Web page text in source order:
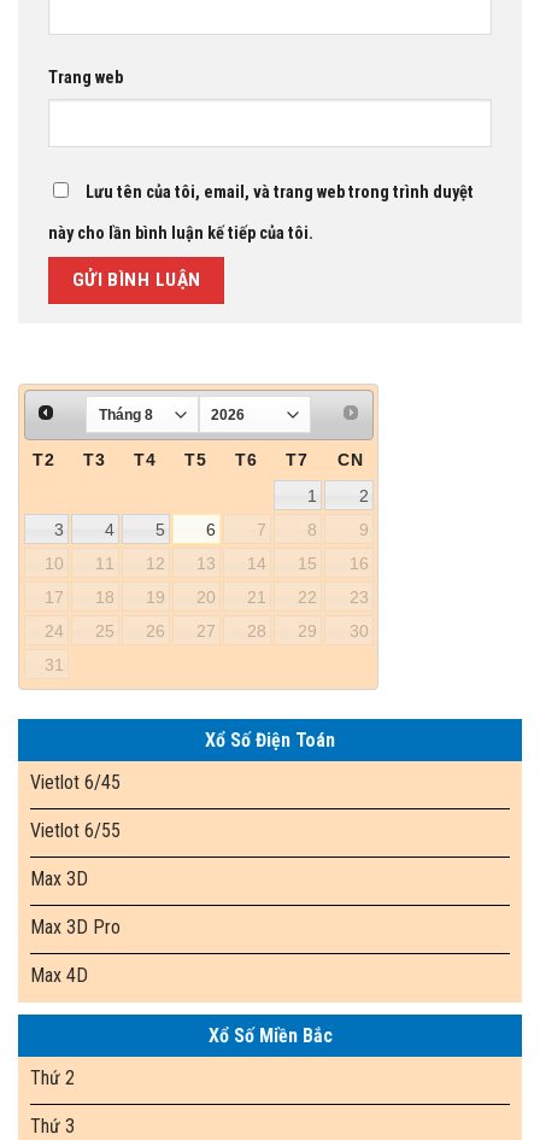
Trang web
Lưu tên của tôi, email, và trang web trong trình duyệt
này cho lần bình luận kế tiếp của tôi.
T2 T3 T4 T5 T6 T7
CN
1
2
3
4 5 6 7 8
9
10
11 12 13 14 15
16
17
18 19 20 21 22
23
24
25 26 27 28 29
30
31
Xổ Số Điện Toán
Vietlot 6/45
Vietlot 6/55
Max 3D
Max 3D Pro
Max 4D
Xổ Số Miền Bắc
Thứ 2
Thứ 3